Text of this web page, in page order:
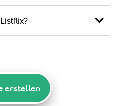
erstellen